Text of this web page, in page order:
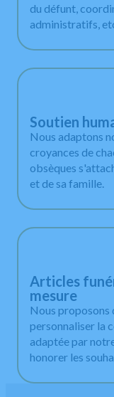
du défunt,
administratifs,
Soutien
Nous adaptons
croyances de
obsèques
et de sa famille.
Articles
mesure
Nous
personnaliser la
adaptée par
honorer les